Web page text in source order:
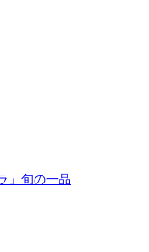
」旬の一品